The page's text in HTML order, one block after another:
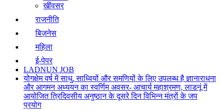
खींवसर
राजनीति
बिज़नेस
महिला
ई-पेपर
LADNUN JOB
योगक्षेम वर्ष में साधु, साध्वियों और समणियों के लिए उपलब्ध है ज्ञानाराधना
और आगमन अध्ययन का स्वर्णिम अवसर- आचार्य महाश्रमण, लाडनूं में
आयोजित त्रिदिवसीय अनुष्ठान के दूसरे दिन विभिन्न मंत्रों के जप
प्रयोग